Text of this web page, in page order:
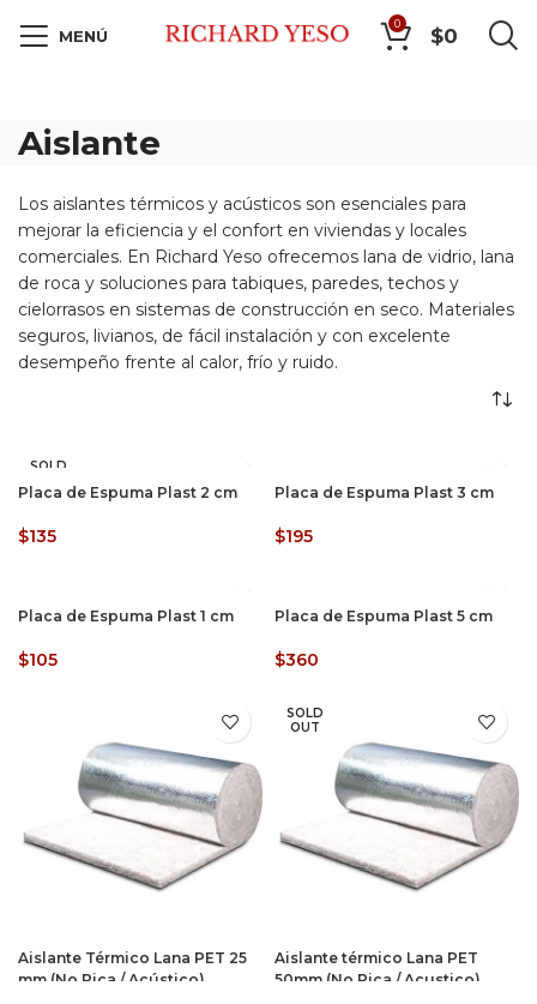
MENÚ
0 $0
Aislante
Los aislantes térmicos y acústicos son esenciales para
mejorar la eficiencia y el confort en viviendas y locales
comerciales. En Richard Yeso ofrecemos lana de vidrio, lana
de roca y soluciones para tabiques, paredes, techos y
cielorrasos en sistemas de construcción en seco. Materiales
seguros, livianos, de fácil instalación y con excelente
desempeño frente al calor, frío y ruido.
SOLD
Placa de Espuma Plast 2 cm
$135
Placa de Espuma Plast 3 cm
$195
Placa de Espuma Plast 1 cm
$105
Placa de Espuma Plast 5 cm
$360
Aislante Térmico Lana PET 25
mm (No Pica / Acústico)
SOLD
OUT
Aislante térmico Lana PET
50mm (No Pica / Acustico)